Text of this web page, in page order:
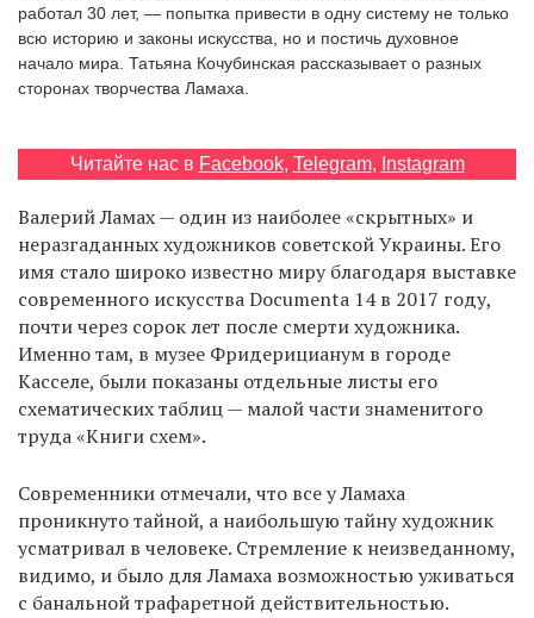
работал 30 лет, — попытка привести в одну систему не только
всю историю и законы искусства, но и постичь духовное
начало мира. Татьяна Кочубинская рассказывает о разных
сторонах творчества Ламаха.
Читайте нас в Facebook, Telegram, Instagram
Валерий Ламах — один из наиболее «скрытных» и
неразгаданных художников советской Украины. Его
имя стало широко известно миру благодаря выставке
современного искусства Documenta 14 в 2017 году,
почти через сорок лет после смерти художника.
Именно там, в музее Фридерицианум в городе
Касселе, были показаны отдельные листы его
схематических таблиц — малой части знаменитого
труда «Книги схем».
Современники отмечали, что все у Ламаха
проникнуто тайной, а наибольшую тайну художник
усматривал в человеке. Стремление к неизведанному,
видимо, и было для Ламаха возможностью уживаться
с банальной трафаретной действительностью.